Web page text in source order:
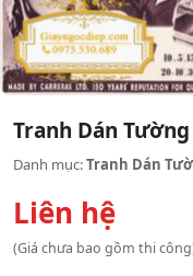
Tranh Dán
Danh mục:Tranh Dán
Liên hệ
(Giá chưa bao gồm thi